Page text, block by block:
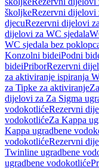
školjkeRezervni dijelovi
djecuRezervni dijelovi
dijelovi za WC sjedala
WC sjedala bez
Konzolni bideiPodni
bideiPriborRezervni
za aktiviranje ispiranja
za Tipke za aktiviranje
dijelovi za Za Sigma
vodokotlićeRezervni
vodokotlićeZa Kappa
Kappa ugradbene
vodokotlićeRezervni
Twinline ugradbene
ugradbene vodokotliće